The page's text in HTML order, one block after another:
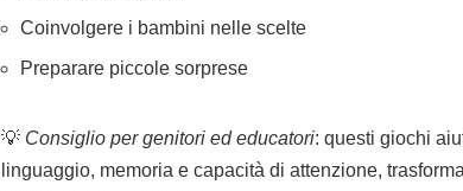
Coinvolgere i bambini nelle scelte
Preparare piccole sorprese
💡 Consiglio per genitori ed educatori: questi giochi
linguaggio, memoria e capacità di attenzione,